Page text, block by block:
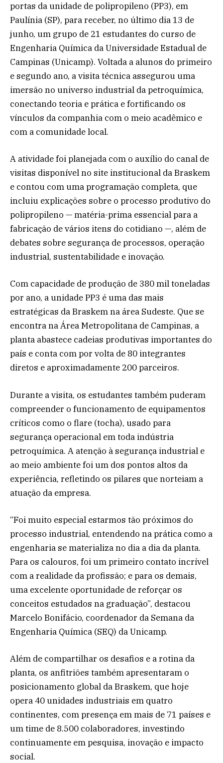
portas da unidade de polipropileno (PP3), em
Paulínia (SP), para receber, no último dia 13 de
junho, um grupo de 21 estudantes do curso de
Engenharia Química da Universidade Estadual de
Campinas (Unicamp). Voltada a alunos do primeiro
e segundo ano, a visita técnica assegurou uma
imersão no universo industrial da petroquímica,
conectando teoria e prática e fortificando os
vínculos da companhia com o meio acadêmico e
com a comunidade local.
A atividade foi planejada com o auxílio do canal de
visitas disponível no site institucional da Braskem
e contou com uma programação completa, que
incluiu explicações sobre o processo produtivo do
polipropileno — matéria-prima essencial para a
fabricação de vários itens do cotidiano —, além de
debates sobre segurança de processos, operação
industrial, sustentabilidade e inovação.
Com capacidade de produção de 380 mil toneladas
por ano, a unidade PP3 é uma das mais
estratégicas da Braskem na área Sudeste. Que se
encontra na Área Metropolitana de Campinas, a
planta abastece cadeias produtivas importantes do
país e conta com por volta de 80 integrantes
diretos e aproximadamente 200 parceiros.
Durante a visita, os estudantes também puderam
compreender o funcionamento de equipamentos
críticos como o flare (tocha), usado para
segurança operacional em toda indústria
petroquímica. A atenção à segurança industrial e
ao meio ambiente foi um dos pontos altos da
experiência, refletindo os pilares que norteiam a
atuação da empresa.
“Foi muito especial estarmos tão próximos do
processo industrial, entendendo na prática como a
engenharia se materializa no dia a dia da planta.
Para os calouros, foi um primeiro contato incrível
com a realidade da profissão; e para os demais,
uma excelente oportunidade de reforçar os
conceitos estudados na graduação”, destacou
Marcelo Bonifácio, coordenador da Semana da
Engenharia Química (SEQ) da Unicamp.
Além de compartilhar os desafios e a rotina da
planta, os anfitriões também apresentaram o
posicionamento global da Braskem, que hoje
opera 40 unidades industriais em quatro
continentes, com presença em mais de 71 países e
um time de 8.500 colaboradores, investindo
continuamente em pesquisa, inovação e impacto
social.